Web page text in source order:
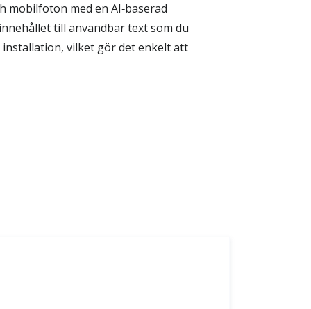
mobilfoton med en AI‑baserad
till användbar text som du
installation, vilket gör det enkelt att